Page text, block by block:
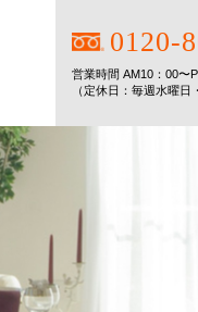
0120-
営業時間 AM10：00〜
（定休日：毎週水曜日